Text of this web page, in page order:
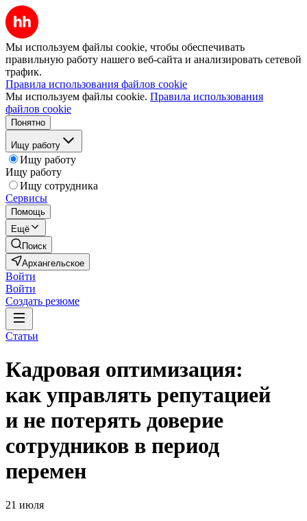
Мы используем файлы cookie, чтобы обеспечивать
правильную работу нашего веб-сайта и анализировать сетевой
трафик.
Правила использования файлов cookie
Мы используем файлы cookie. Правила использования
файлов cookie
Понятно
Ищу работу
Ищу работу
Ищу работу
Ищу сотрудника
Сервисы
Помощь
Ещё
Поиск
Архангельское
Войти
Войти
Создать резюме
Статьи
Кадровая оптимизация:
как управлять репутацией
и не потерять доверие
сотрудников в период
перемен
21 июля